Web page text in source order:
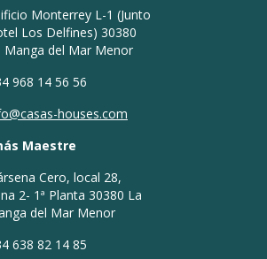
Monterrey L-1 (Junto
Los Delfines) 30380
Manga del Mar Menor
968 14 56 56
houses.com
Maestre
Cero, local 28,
2- 1ª Planta 30380 La
del Mar Menor
638 82 14 85